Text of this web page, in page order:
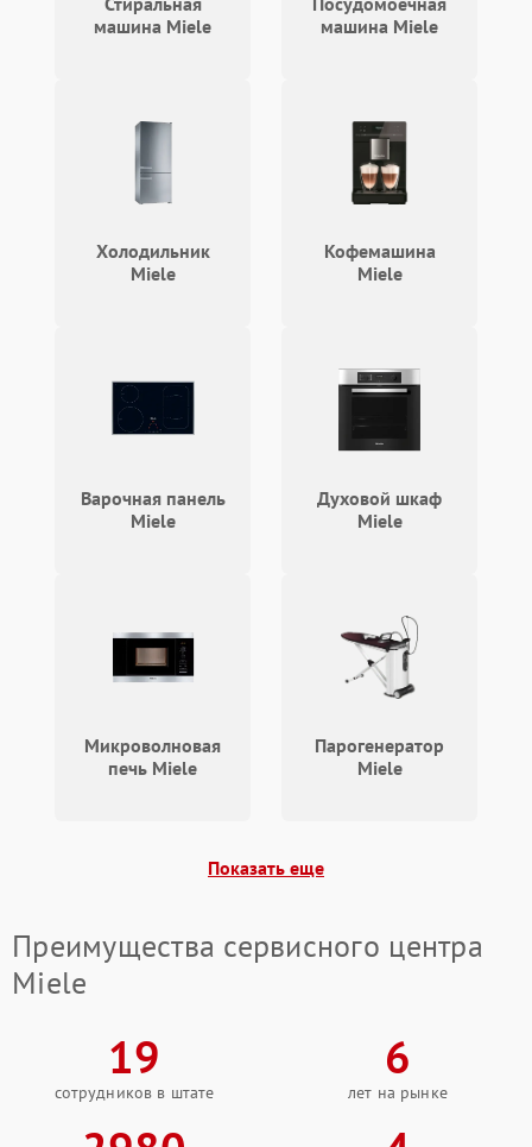
машина Miele
машина Miele
Холодильник
Miele
Кофемашина
Miele
Варочная панель
Miele
Духовой шкаф
Miele
Микроволновая
печь Miele
Парогенератор
Miele
Показать еще
Преимущества сервисного центра
Miele
19
сотрудников в штате
6
лет на рынке